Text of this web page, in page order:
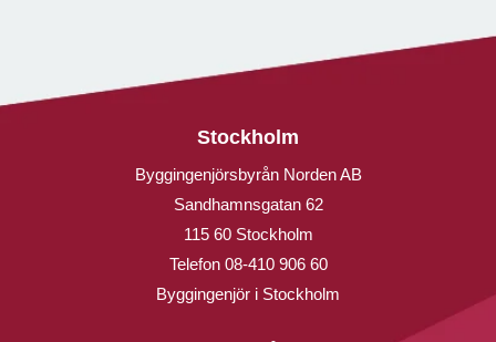
Stockholm
Byggingenjörsbyrån Norden AB
Sandhamnsgatan 62
115 60 Stockholm
Telefon 08-410 906 60
Byggingenjör i Stockholm